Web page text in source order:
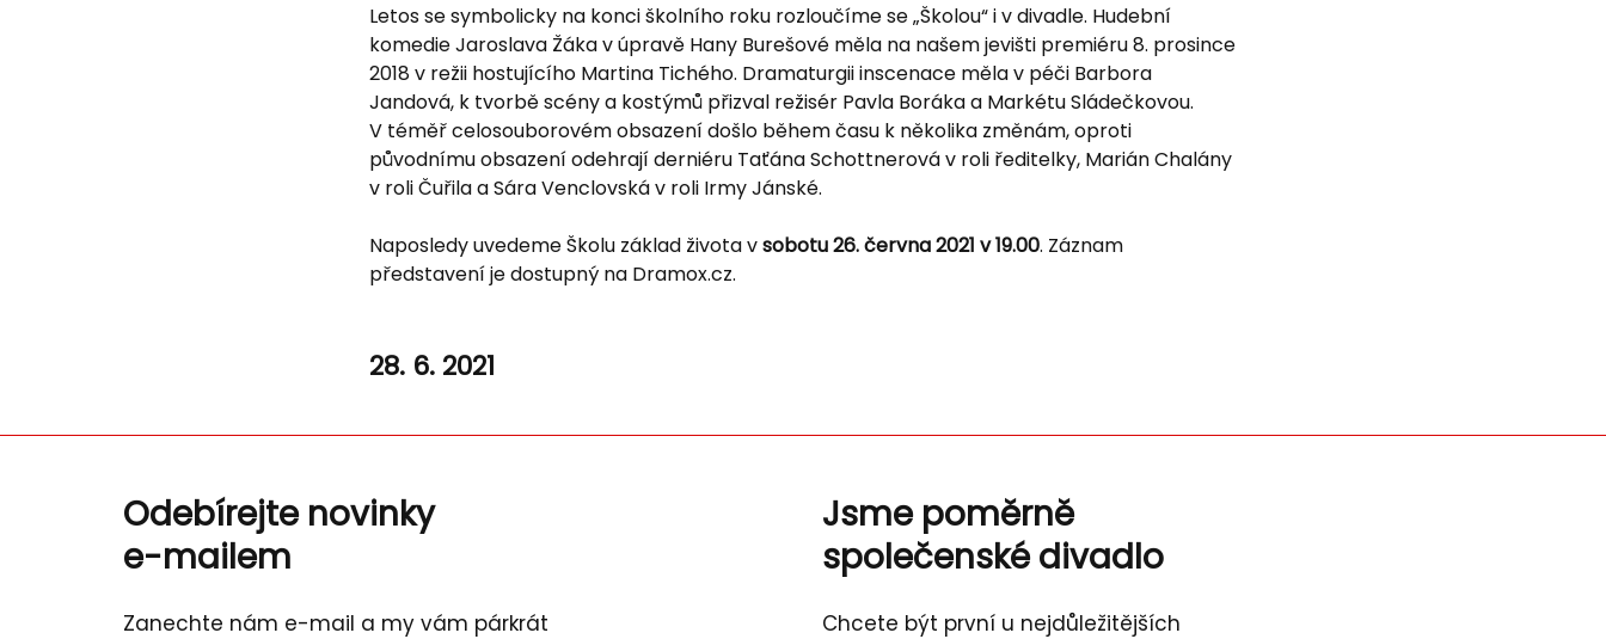
Letos se symbolicky na konci školního roku rozloučíme se „Školou“ i v divadle. Hudební
komedie Jaroslava Žáka v úpravě Hany Burešové měla na našem jevišti premiéru 8. prosince
2018 v režii hostujícího Martina Tichého. Dramaturgii inscenace měla v péči Barbora
Jandová, k tvorbě scény a kostýmů přizval režisér Pavla Boráka a Markétu Sládečkovou.
V téměř celosouborovém obsazení došlo během času k několika změnám, oproti
původnímu obsazení odehrají derniéru Taťána Schottnerová v roli ředitelky, Marián Chalány
v roli Čuřila a Sára Venclovská v roli Irmy Jánské.
Naposledy uvedeme Školu základ života vsobotu 26. června 2021 v 19.00. Záznam
představení je dostupný na Dramox.cz.
28. 6. 2021
Odebírejte novinky
e-mailem
Zanechte nám e-mail a my vám párkrát
Jsme poměrně
společenské divadlo
Chcete být první u nejdůležitějších